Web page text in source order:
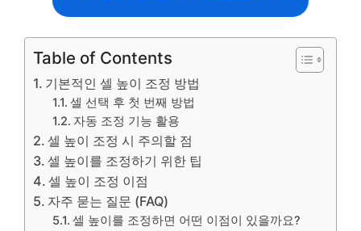
Table of Contents
기본적인 셀 높이 조정 방법
셀 선택 후 첫 번째 방법
자동 조정 기능 활용
셀 높이 조정 시 주의할 점
셀 높이를 조정하기 위한 팁
셀 높이 조정 이점
자주 묻는 질문 (FAQ)
셀 높이를 조정하면 어떤 이점이 있을까요?